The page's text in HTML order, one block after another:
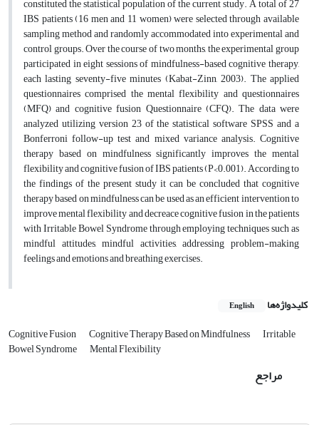
constituted the statistical population of the current study. A total of 27
IBS patients (16 men and 11 women) were selected through available
sampling method and randomly accommodated into experimental and
control groups. Over the course of two months, the experimental group
participated in eight sessions of mindfulness-based cognitive therapy,
each lasting seventy-five minutes (Kabat-Zinn, 2003). The applied
questionnaires comprised the mental flexibility and questionnaires
(MFQ) and cognitive fusion Questionnaire (CFQ). The data were
analyzed utilizing version 23 of the statistical software SPSS and a
Bonferroni follow-up test and mixed variance analysis. Cognitive
therapy based on mindfulness significantly improves the mental
flexibility and cognitive fusion of IBS patients (P<0.001). According to
the findings of the present study it can be concluded that cognitive
therapy based on mindfulness can be used as an efficient intervention to
improve mental flexibility and decreace cognitive fusionin the patients
with Irritable Bowel Syndrome through employing techniques such as
mindful attitudes, mindful activities, addressing problem-making
feelings and emotions and breathing exercises.
کلیدواژه‌ها English
Cognitive Fusion Cognitive Therapy Based on Mindfulness Irritable
Bowel Syndrome Mental Flexibility
مراجع